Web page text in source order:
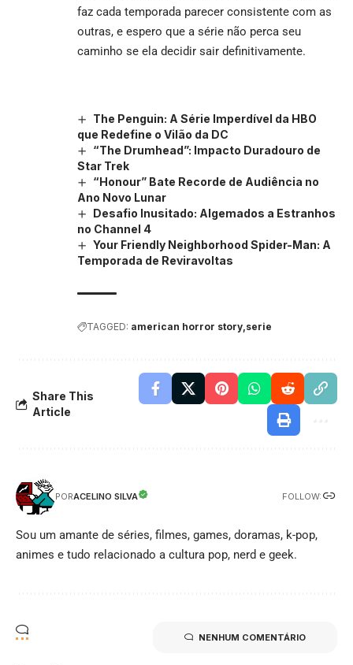
faz cada temporada parecer consistente com as
outras, e espero que a série não perca seu
caminho se ela decidir sair definitivamente.
The Penguin: A Série Imperdível da HBO
que Redefine o Vilão da DC
“The Drumhead”: Impacto Duradouro de
Star Trek
“Honour” Bate Recorde de Audiência no
Ano Novo Lunar
Desafio Inusitado: Algemados a Estranhos
no Channel 4
Your Friendly Neighborhood Spider-Man: A
Temporada de Reviravoltas
TAGGED: american horror story serie
Share This
Article
PORACELINO SILVA FOLLOW:
Sou um amante de séries, filmes, games, doramas, k-pop,
animes e tudo relacionado a cultura pop, nerd e geek.
NENHUM COMENTÁRIO